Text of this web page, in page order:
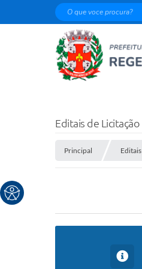
O que voce procura?
Editais de Licitação
Principal Editais